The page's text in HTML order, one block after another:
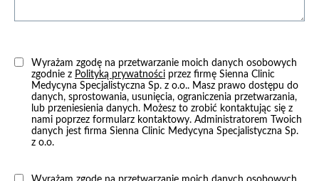
zobacz więcej
Wyrażam zgodę na przetwarzanie moich danych osobowych
zgodnie z Polityką prywatności przez firmę Sienna Clinic
Medycyna Specjalistyczna Sp. z o.o.. Masz prawo dostępu do
danych, sprostowania, usunięcia, ograniczenia przetwarzania,
lub przeniesienia danych. Możesz to zrobić kontaktując się z
nami poprzez formularz kontaktowy. Administratorem Twoich
danych jest firma Sienna Clinic Medycyna Specjalistyczna Sp.
z o.o.